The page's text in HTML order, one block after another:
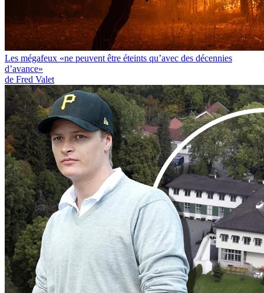
Les mégafeux «ne peuvent être éteints qu’avec des décennies
d’avance»
de Fred Valet